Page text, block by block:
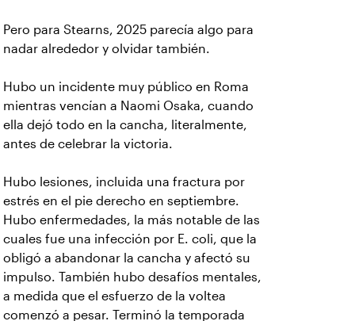
Pero para Stearns, 2025 parecía algo para
nadar alrededor y olvidar también.
Hubo un incidente muy público en Roma
mientras vencían a Naomi Osaka, cuando
ella dejó todo en la cancha, literalmente,
antes de celebrar la victoria.
Hubo lesiones, incluida una fractura por
estrés en el pie derecho en septiembre.
Hubo enfermedades, la más notable de las
cuales fue una infección por E. coli, que la
obligó a abandonar la cancha y afectó su
impulso. También hubo desafíos mentales,
a medida que el esfuerzo de la voltea
comenzó a pesar. Terminó la temporada